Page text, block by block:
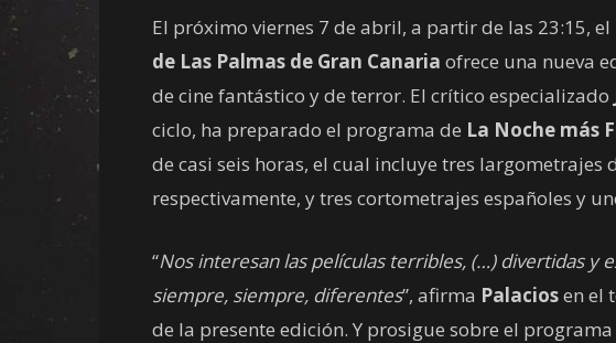
El próximo viernes 7 de abril, a partir de las 23:15, el
de Las Palmas de Gran Canaria ofrece una nueva
de cine fantástico y de terror. El crítico especializado
ciclo, ha preparado el programa de La Noche más
de casi seis horas, el cual incluye tres largometrajes
respectivamente, y tres cortometrajes españoles y
“Nos interesan las películas terribles, (…) divertidas y
siempre, siempre, diferentes”, afirma Palaciosen el
de la presente edición. Y prosigue sobre el